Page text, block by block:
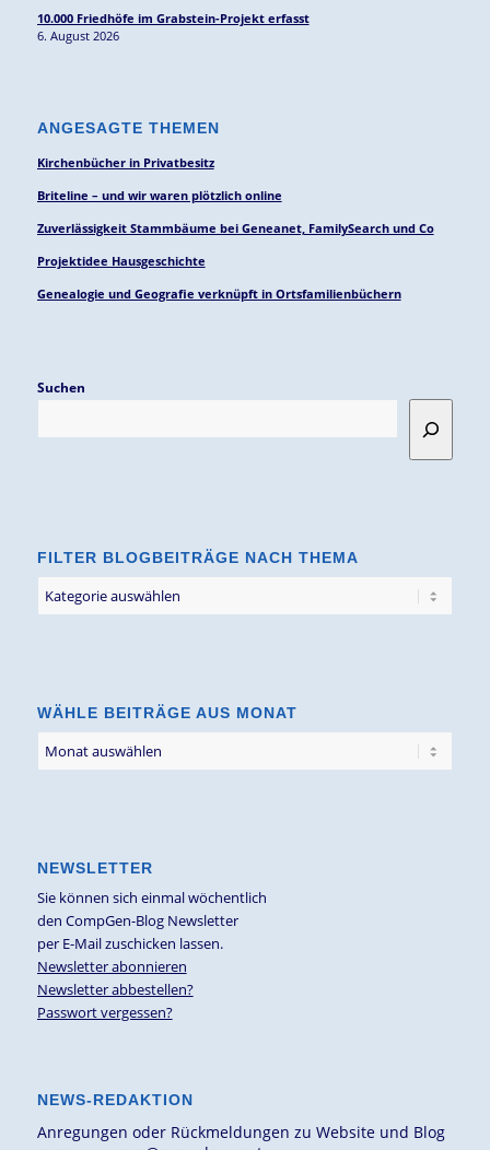
10.000 Friedhöfe im Grabstein-Projekt erfasst
6. August 2026
ANGESAGTE THEMEN
Kirchenbücher in Privatbesitz
Briteline – und wir waren plötzlich online
Zuverlässigkeit Stammbäume bei Geneanet, FamilySearch und Co
Projektidee Hausgeschichte
Genealogie und Geografie verknüpft in Ortsfamilienbüchern
Suchen
FILTER BLOGBEITRÄGE NACH THEMA
Blogbeiträge
WÄHLE BEITRÄGE AUS MONAT
NEWSLETTER
Sie können sich einmal wöchentlich
den CompGen-Blog Newsletter
per E-Mail zuschicken lassen.
Newsletter abonnieren
Newsletter abbestellen?
Passwort vergessen?
NEWS-REDAKTION
Anregungen oder Rückmeldungen zu Website und Blog